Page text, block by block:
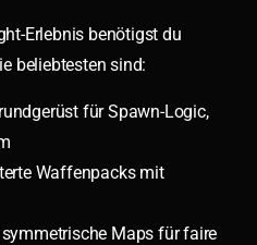
Erlebnis benötigst du
beliebtesten sind:
für Spawn-Logic,
Waffenpacks mit
Maps für faire